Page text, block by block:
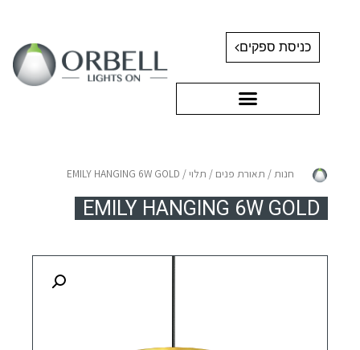
כניסת ספקים
חנות / תאורת פנים / תלוי/ EMILY HANGING 6W GOLD
EMILY HANGING 6W GOLD